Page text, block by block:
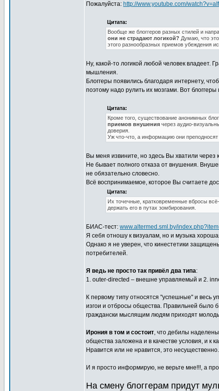
Пожалуйста: http://www.youtube.com/
Цитата:
Вообще же блоггеров разных стилей и
они не страдают логикой? Думаю, что
этого разнообразных приемов убеждения
Ну, какой-то логикой любой человек владеет.
мышления.
Блоггеры появились благодаря интернету,
поэтому надо рулить их мозгами. Вот
Цитата:
Кроме того, существование анонимных
приемов внушения через аудио-
доверия.
Уж что-что, а информацию они преподносят
Вы меня извините, но здесь Вы хватили через
Не бывает полного отказа от внушения.
не обязательно словесно.
Всё воспринимаемое, которое Вы считаете
Цитата:
Их точечные, кратковременные вбросы
держать его в путах зомбирования.
БИАС-тест: www.altermed.sml.by/
Я себя отношу к визуалам, но и музыка
Однако я не уверен, что кинестетики
потребителей.
Я ведь не просто так привёл два типа:
1. outer-directed – внешне управляемый и 2.
К первому типу относятся "успешные" и весь
изгои и отбросы общества. Правильней было
граждански мыслящим людям приходят
Ирония в том и состоит, что дебилы
общества заложена и в качестве условия, и к
Нравится или не нравится, это несущественно.
И я просто информирую, не верьте мне!!!, а
На смену блоггерам придут